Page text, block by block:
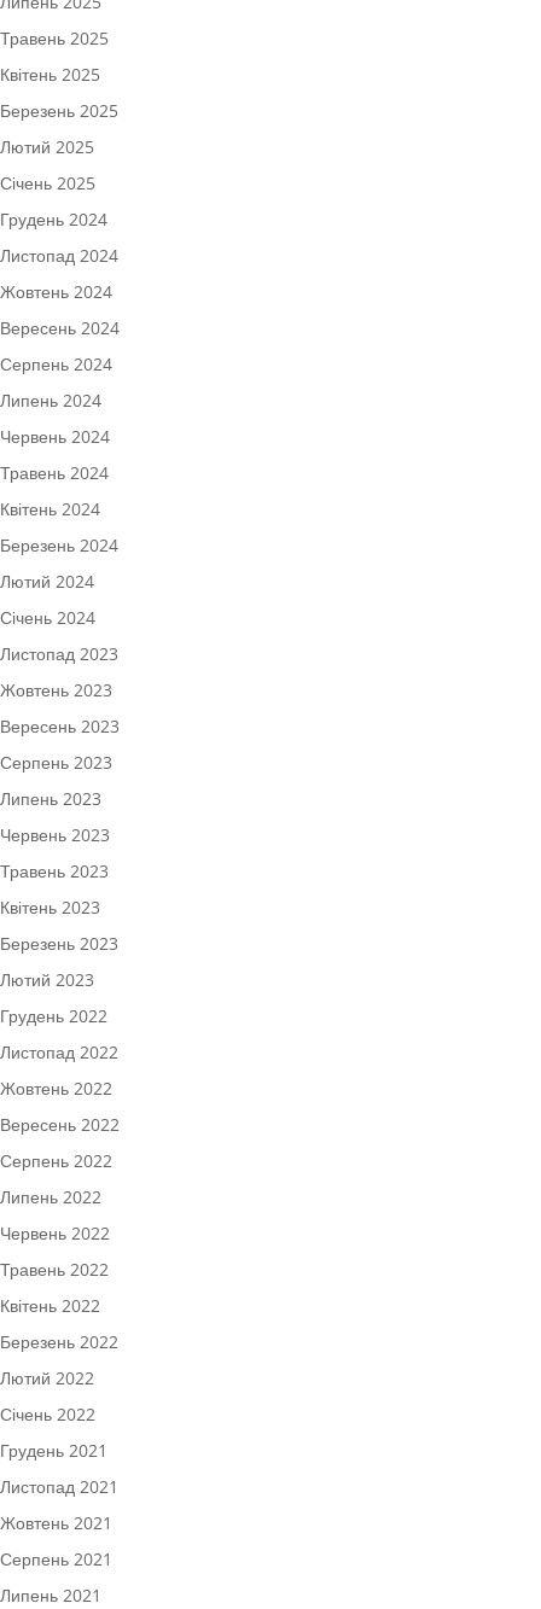
Травень 2025
Квітень 2025
Березень 2025
Лютий 2025
Січень 2025
Грудень 2024
Листопад 2024
Жовтень 2024
Вересень 2024
Серпень 2024
Липень 2024
Червень 2024
Травень 2024
Квітень 2024
Березень 2024
Лютий 2024
Січень 2024
Листопад 2023
Жовтень 2023
Вересень 2023
Серпень 2023
Липень 2023
Червень 2023
Травень 2023
Квітень 2023
Березень 2023
Лютий 2023
Грудень 2022
Листопад 2022
Жовтень 2022
Вересень 2022
Серпень 2022
Липень 2022
Червень 2022
Травень 2022
Квітень 2022
Березень 2022
Лютий 2022
Січень 2022
Грудень 2021
Листопад 2021
Жовтень 2021
Серпень 2021
Липень 2021